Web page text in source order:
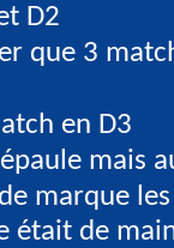
D2
que 3
en D3
mais
marque
était de